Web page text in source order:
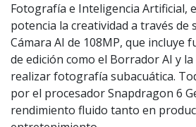
Fotografía e Inteligencia Artificial,
potencia la creatividad a través de
Cámara AI de 108MP, que incluye
de edición como el Borrador AI y la
realizar fotografía subacuática.
por el procesador Snapdragon 6
rendimiento fluido tanto en